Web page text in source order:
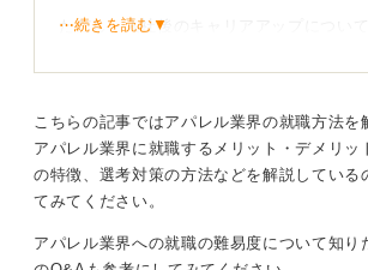
的に考えてみましょう。
ただし、入社後のキャリアアップについて
から状況を見て、自分の力で切り開いて
周りの先輩社員がどのようなキャリアを
観察しながら、自分の理想のキャリアを
うにしましょう。
業務での再現性をイメージしやすい資
⋯続きを読む▼
こちらの記事ではアパレル業界の就職方法を
アパレル業界に就職するメリット・デメリッ
の特徴、選考対策の方法などを解説している
てみてください。
アパレル業界への就職の難易度について知り